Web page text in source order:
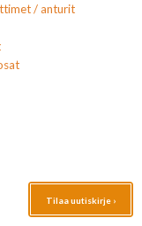
/ anturit
Tilaa uutiskirje ›